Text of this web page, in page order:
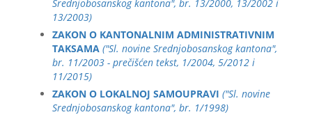
Srednjobosanskog kantona", br. 13/2000, 13/2002 i
13/2003)
ZAKON O KANTONALNIM ADMINISTRATIVNIM
TAKSAMA ("Sl. novine Srednjobosanskog kantona",
br. 11/2003 - prečišćen tekst, 1/2004, 5/2012 i
11/2015)
ZAKON O LOKALNOJ SAMOUPRAVI ("Sl. novine
Srednjobosanskog kantona", br. 1/1998)